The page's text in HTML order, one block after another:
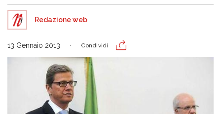
Redazione web
13 Gennaio 2013 Condividi